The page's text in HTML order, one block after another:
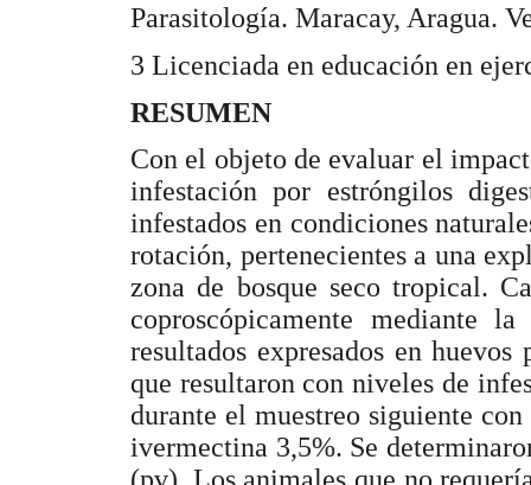
Parasitología. Maracay, Aragua.
3 Licenciada en educación en
RESUMEN
Con el objeto de evaluar el
infestación por estróngilos
infestados en condiciones
rotación, pertenecientes a una
zona de bosque seco tropical.
coproscópicamente mediante
resultados expresados en
que resultaron con niveles de
durante el muestreo siguiente
ivermectina 3,5%. Se